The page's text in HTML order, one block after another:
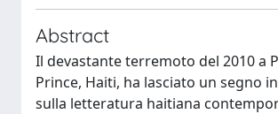
Abstract
Il devastante terremoto del 2010 a
Prince, Haiti, ha lasciato un segno
sulla letteratura haitiana